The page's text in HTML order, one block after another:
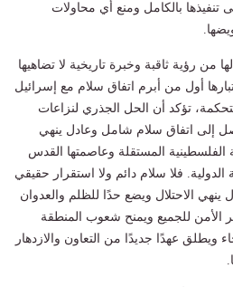
تنفيذها بالكامل ومنع أي محاولات
من رؤية ثاقبة وخبرة تاريخية لا تضاهيها
أول من أبرم اتفاق سلام مع إسرائيل
تؤكد أن الحل الجذري لنزاعات
إلى اتفاق سلام شامل وعادل ينهي
الفلسطينية المستقلة وعاصمتها القدس
فلا سلام دائم ولا استقرار حقيقي
ينهي الاحتلال ويضع حدًا للظلم والعدوان
الأمن للجميع ويمنح شعوب المنطقة
عهدًا جديدًا من التعاون والازدهار